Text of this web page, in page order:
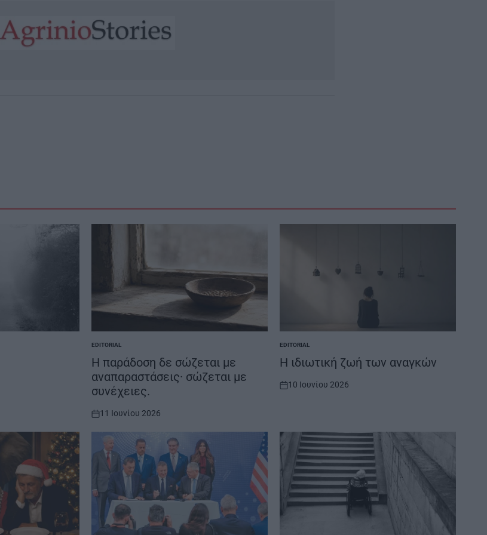
POSTED
IN
EDITORIAL
Η παράδοση δε σώζεται με
αναπαραστάσεις· σώζεται με
συνέχειες.
on
11 Ιουνίου 2026
POSTED
IN
EDITORIAL
Η ιδιωτική ζωή των αναγκών
on
10 Ιουνίου 2026